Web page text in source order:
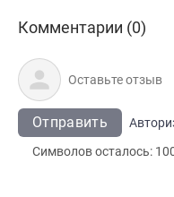
Комментарии (0)
Отправить
Символов осталось: